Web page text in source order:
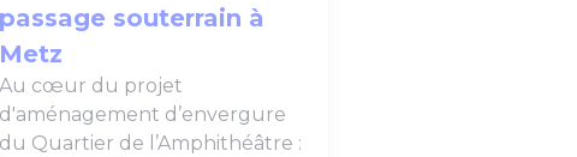
passage souterrain à
Metz
Au cœur du projet
d'aménagement d’envergure
du Quartier de l’Amphithéâtre :